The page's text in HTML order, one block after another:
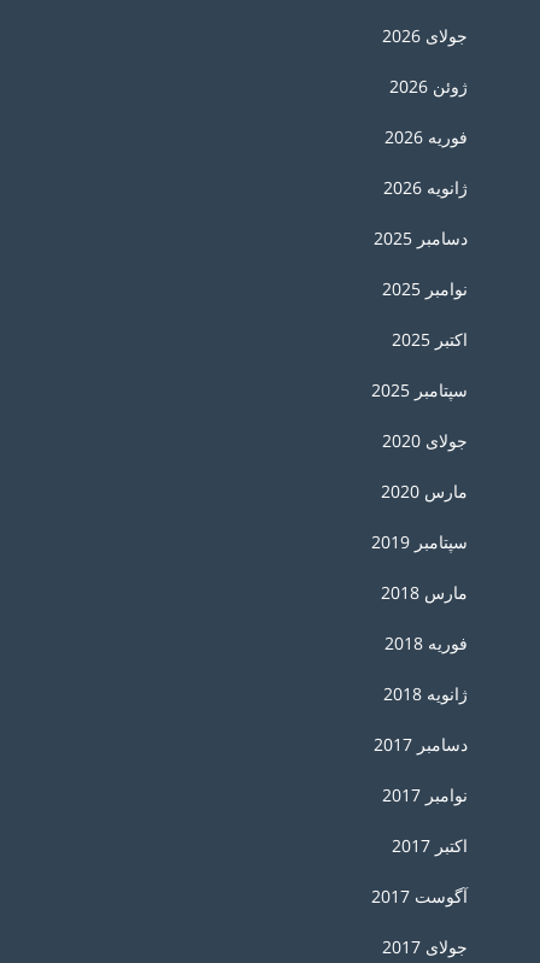
جولای 2026
ژوئن 2026
فوریه 2026
ژانویه 2026
دسامبر 2025
نوامبر 2025
اکتبر 2025
سپتامبر 2025
جولای 2020
مارس 2020
سپتامبر 2019
مارس 2018
فوریه 2018
ژانویه 2018
دسامبر 2017
نوامبر 2017
اکتبر 2017
آگوست 2017
جولای 2017